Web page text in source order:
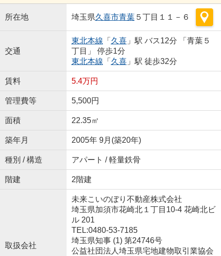
所在地 埼玉県久喜市青葉５丁目１１－６
交通
東北本線 「 久喜」駅 バス12分 「青葉５
丁目」 停歩1分
東北本線 「 久喜」駅 徒歩32分
賃料 5.4万円
管理費等 5,500円
面積 22.35㎡
築年月 2005年 9月(築20年)
種別 / 構造 アパート / 軽量鉄骨
階建 2階建
取扱会社
未来こいのぼり不動産株式会社
埼玉県加須市花崎北１丁目10-4 花崎北ビ
ル 201
TEL:0480-53-7185
埼玉県知事 (1) 第24746号
公益社団法人埼玉県宅地建物取引業協会